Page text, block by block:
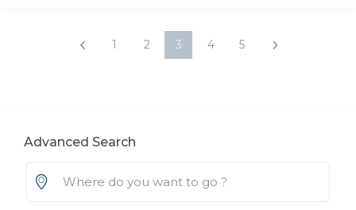
1 2 3 4 5
Advanced Search